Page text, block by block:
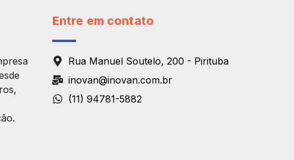
Entre em contato
Rua Manuel Soutelo, 200 - Pirituba
inovan@inovan.com.br
(11) 94781-5882